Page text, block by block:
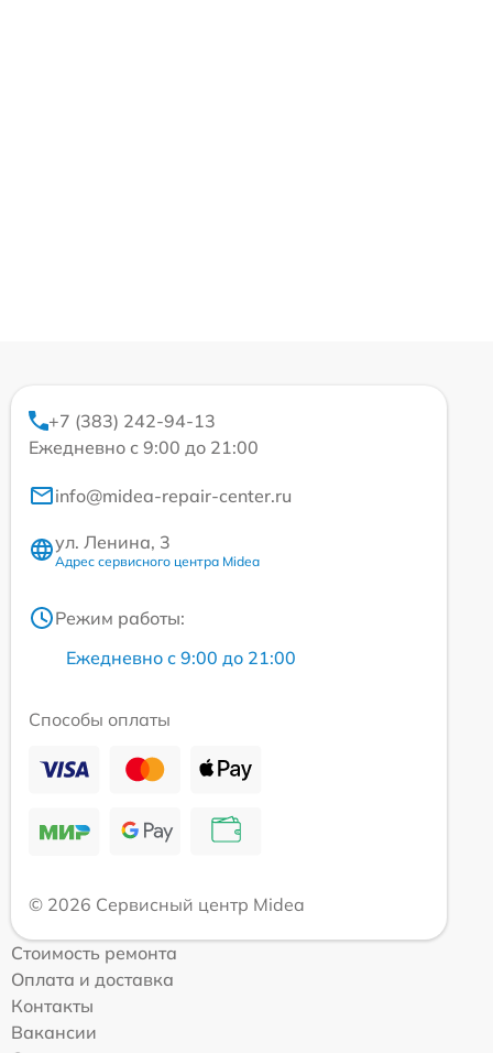
+7 (383) 242-94-13
Ежедневно с 9:00 до 21:00
info@midea-repair-center.ru
ул. Ленина, 3
Адрес сервисного центра Midea
Режим работы:
Ежедневно с 9:00 до 21:00
Способы оплаты
© 2026 Сервисный центр Midea
Стоимость ремонта
Оплата и доставка
Контакты
Вакансии